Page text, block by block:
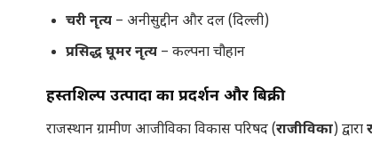
चरी नृत्य – अनीसुद्दीन और दल (दिल्ली)
प्रसिद्ध घूमर नृत्य – कल्पना चौहान
हस्तशिल्प उत्पादों का प्रदर्शन और बिक्री
राजस्थान ग्रामीण आजीविका विकास परिषद (राजीविका) द्वारा